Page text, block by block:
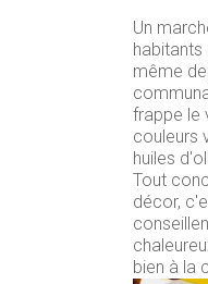
Un
habitants
même
frappe le
couleurs
huiles
Tout
décor,
bien à la